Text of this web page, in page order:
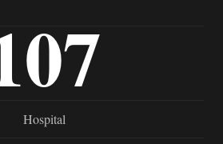
Hospital